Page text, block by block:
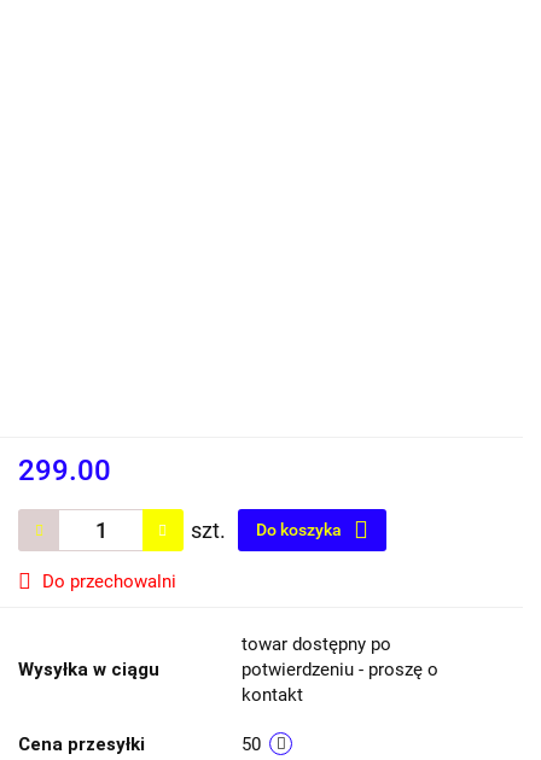
299.00
szt. Do koszyka
Do przechowalni
Wysyłka w ciągu
towar dostępny po
potwierdzeniu - proszę o
kontakt
Cena przesyłki 50